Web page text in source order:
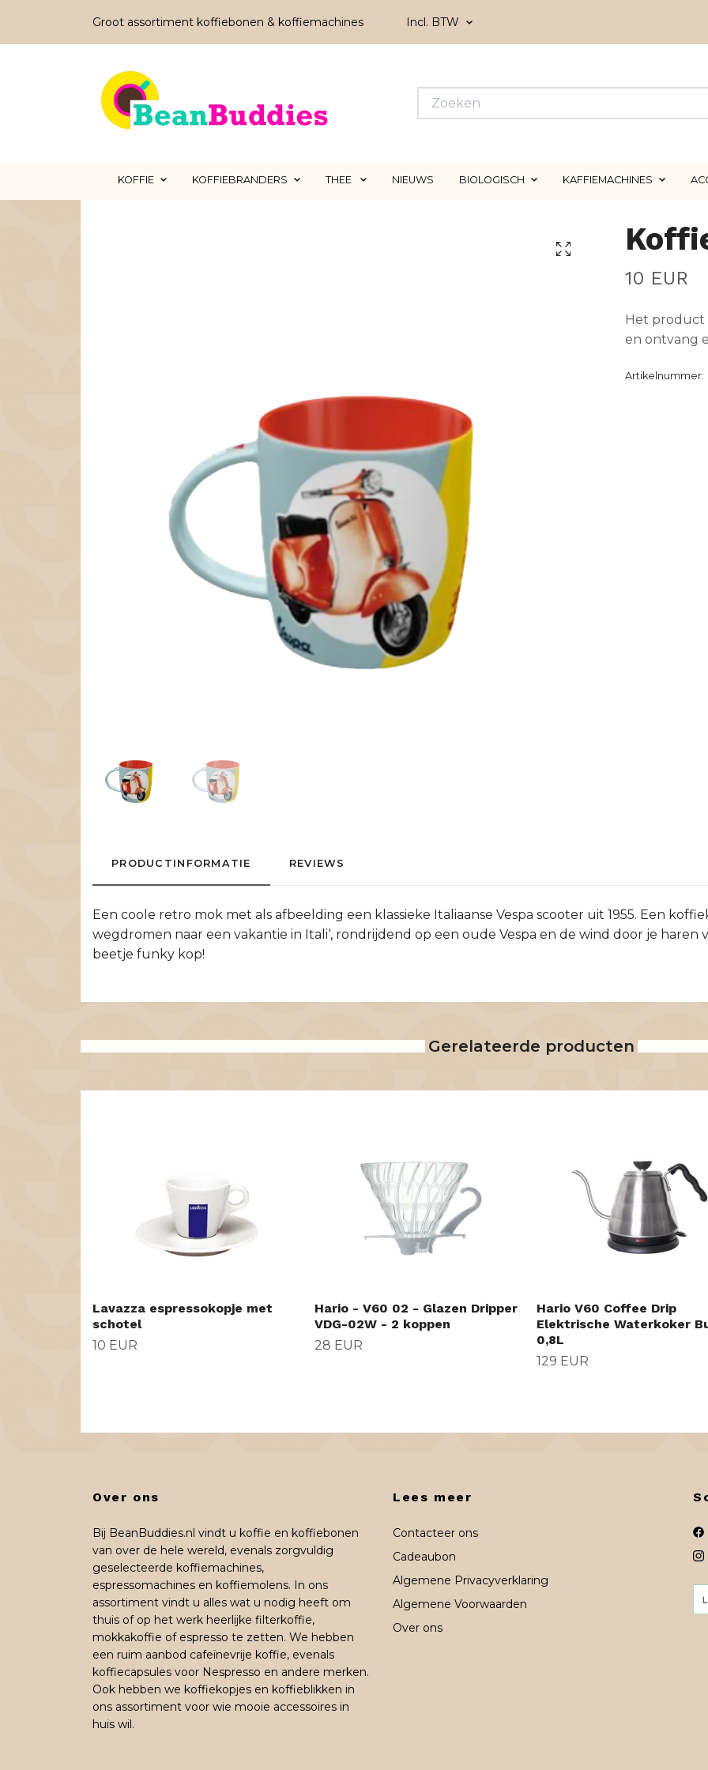
Groot assortiment koffiebonen & koffiemachines Incl. BTW
KOFFIE KOFFIEBRANDERS THEE NIEUWS BIOLOGISCH KAFFIEMACHINES
10 EUR
Het product
en ontvang
Artikelnummer:
PRODUCTINFORMATIE REVIEWS
Een coole retro mok met als afbeelding een klassieke Italiaanse Vespa scooter uit 1955. Een
wegdromen naar een vakantie in Itali‘, rondrijdend op een oude Vespa en de wind door je haren
beetje funky kop!
Gerelateerde producten
Lavazza espressokopje met
schotel
10 EUR
Hario - V60 02 - Glazen Dripper
VDG-02W - 2 koppen
28 EUR
Hario V60 Coffee Drip
Elektrische Waterkoker
0,8L
129 EUR
Over ons
Bij BeanBuddies.nl vindt u koffie en koffiebonen
van over de hele wereld, evenals zorgvuldig
geselecteerde koffiemachines,
espressomachines en koffiemolens. In ons
assortiment vindt u alles wat u nodig heeft om
thuis of op het werk heerlijke filterkoffie,
mokkakoffie of espresso te zetten. We hebben
een ruim aanbod cafeïnevrije koffie, evenals
koffiecapsules voor Nespresso en andere merken.
Ook hebben we koffiekopjes en koffieblikken in
ons assortiment voor wie mooie accessoires in
huis wil.
Lees meer
Contacteer ons
Cadeaubon
Algemene Privacyverklaring
Algemene Voorwaarden
Over ons